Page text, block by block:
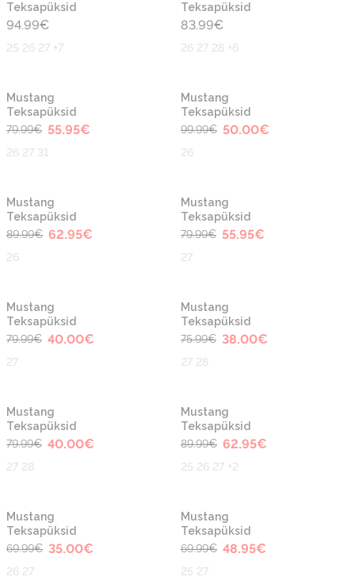
Teksapüksid
94.99€
25 26 27 +7
Teksapüksid
83.99€
26 27 28 +6
-30%
Mustang
Teksapüksid
79.99€ 55.95€
26 27 31
-50%
Mustang
Teksapüksid
99.99€ 50.00€
26
-30%
Mustang
Teksapüksid
89.99€ 62.95€
26
-30%
Mustang
Teksapüksid
79.99€ 55.95€
27
-50%
Mustang
Teksapüksid
79.99€ 40.00€
27
-50%
Mustang
Teksapüksid
75.99€ 38.00€
27 28
-50%
Mustang
Teksapüksid
79.99€ 40.00€
27 28
-30%
Mustang
Teksapüksid
89.99€ 62.95€
25 26 27 +2
-50%
Mustang
Teksapüksid
69.99€ 35.00€
26 27
-30%
Mustang
Teksapüksid
69.99€ 48.95€
25 27